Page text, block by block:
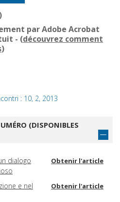
par Adobe Acrobat
- (découvrez comment
)
: 10, 2, 2013
(DISPONIBLES
dialogo
Obtenir l'article
e nel
Obtenir l'article